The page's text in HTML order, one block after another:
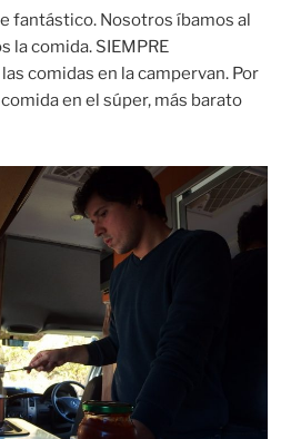
fantástico. Nosotros íbamos al
la comida. SIEMPRE
comidas en la campervan. Por
en el súper, más barato